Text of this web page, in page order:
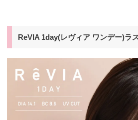
ReVIA 1day(レヴィア ワンデー)ラ